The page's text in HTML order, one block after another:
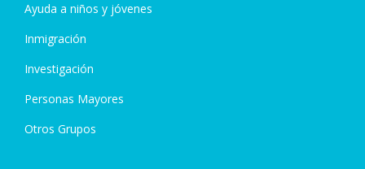
Ayuda a niños y jóvenes
Inmigración
Investigación
Personas Mayores
Otros Grupos